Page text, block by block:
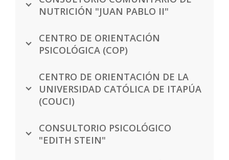
NUTRICIÓN "JUAN PABLO II"
CENTRO DE ORIENTACIÓN
PSICOLÓGICA (COP)
CENTRO DE ORIENTACIÓN DE LA
UNIVERSIDAD CATÓLICA DE ITAPÚA
(COUCI)
CONSULTORIO PSICOLÓGICO
"EDITH STEIN"